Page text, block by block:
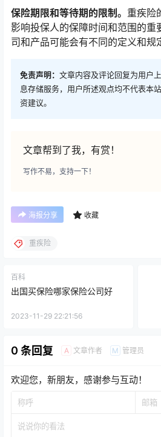
保险期限和等待期的限制。 重疾险
影响投保人的保障时间和范围的重
司和产品可能会有不同的定义和规
免责声明： 文章内容及评论回复为用户
息存储服务，用户所述观点均不代表本
资建议。
文章帮到了我，有赏！
写作不易，支持一下！
海报分享 收藏
重疾险
百科
出国买保险哪家保险公司好
2023-11-29 22:21:56
0 条回复 A 文章作者 M 管理员
欢迎您，新朋友，感谢参与互动！